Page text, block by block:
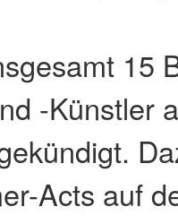
15
-Künstler
Acts auf